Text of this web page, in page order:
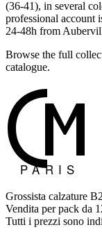
(36-41), in several
professional account
24-48h from
Browse the full
catalogue.
Grossista calzature
Vendita per pack da
Tutti i prezzi sono